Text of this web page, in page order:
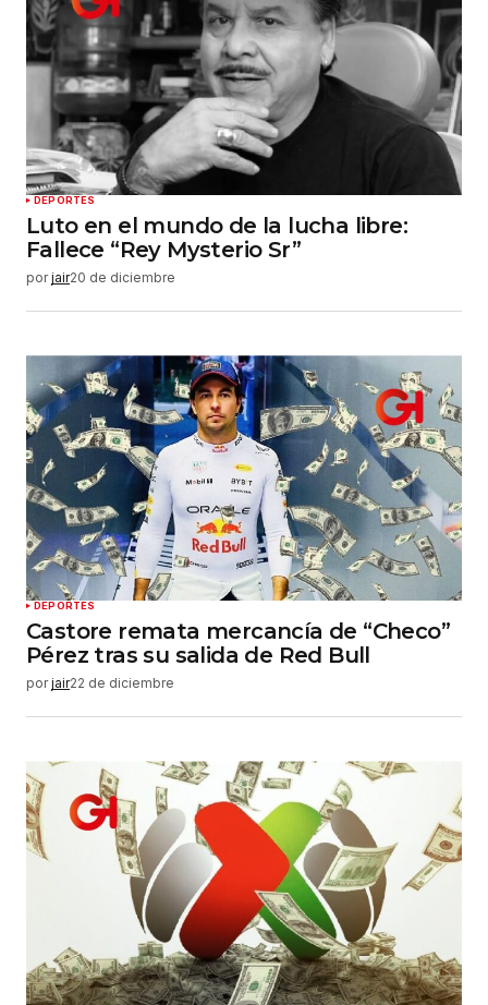
Tu correo electrónico*
Guardar mi nombre, correo electrónico y sitio
web en este navegador para la próxima vez que
haga un comentario.
Enviar comentario
DEPORTES
Luto en el mundo de la lucha libre:
Fallece “Rey Mysterio Sr”
por jair20 de diciembre
DEPORTES
Castore remata mercancía de “Checo”
Pérez tras su salida de Red Bull
por jair22 de diciembre